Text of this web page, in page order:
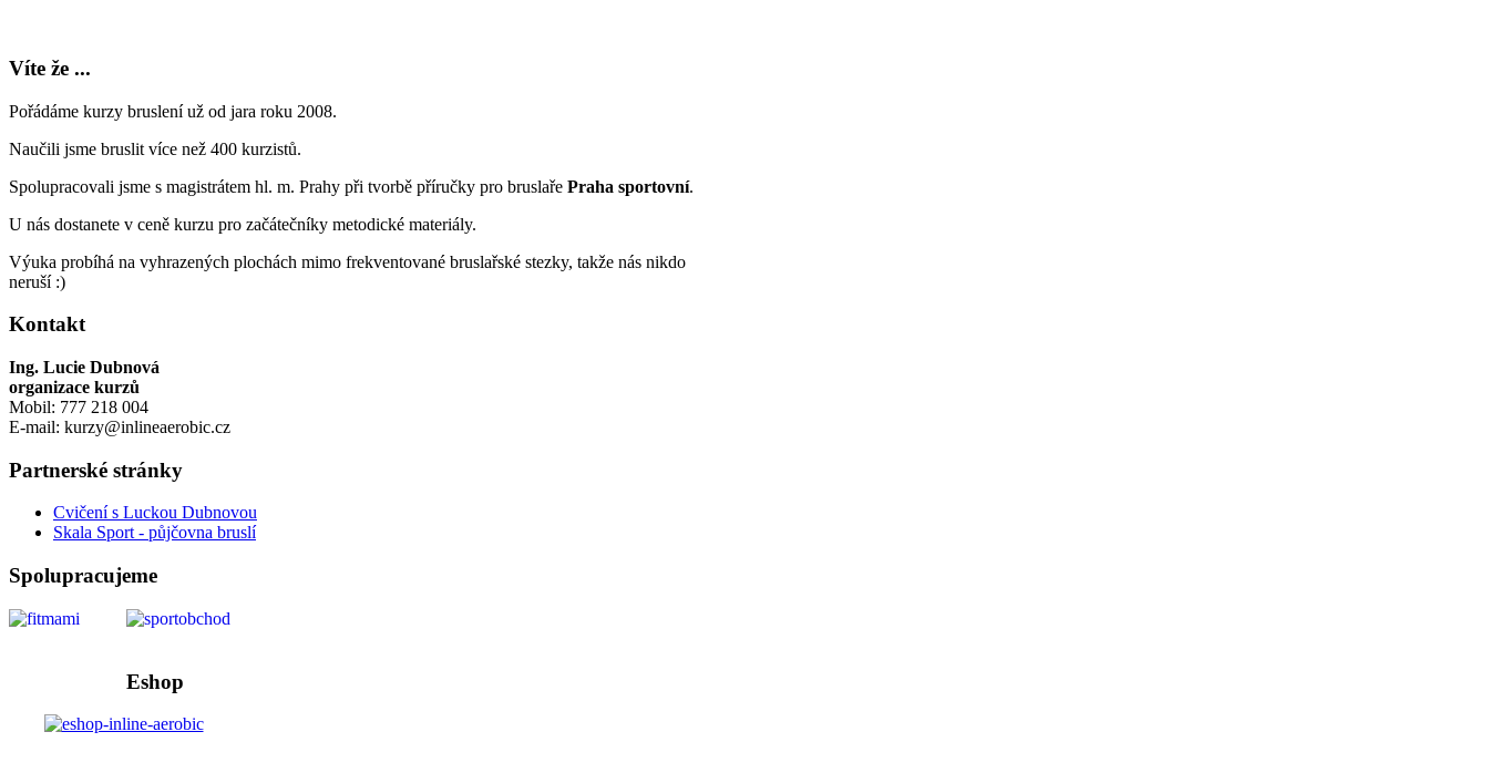
Víte že ...
Pořádáme kurzy bruslení už od jara roku 2008.
Naučili jsme bruslit více než 400 kurzistů.
Spolupracovali jsme s magistrátem hl. m. Prahy při tvorbě příručky pro bruslaře Praha sportovní.
U nás dostanete v ceně kurzu pro začátečníky metodické materiály.
Výuka probíhá na vyhrazených plochách mimo frekventované bruslařské stezky, takže nás nikdo
neruší :)
Kontakt
Ing. Lucie Dubnová
organizace kurzů
Mobil: 777 218 004
E-mail: kurzy@inlineaerobic.cz
Partnerské stránky
Cvičení s Luckou Dubnovou
Skala Sport - půjčovna bruslí
Spolupracujeme
Eshop